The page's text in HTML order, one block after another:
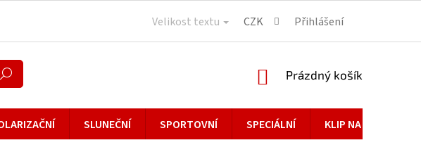
Velikost textu CZK Přihlášení
NÁKUPNÍ
Prázdný košík
SLUNEČNÍ SPORTOVNÍ SPECIÁLNÍ KLIP NA BRÝLE